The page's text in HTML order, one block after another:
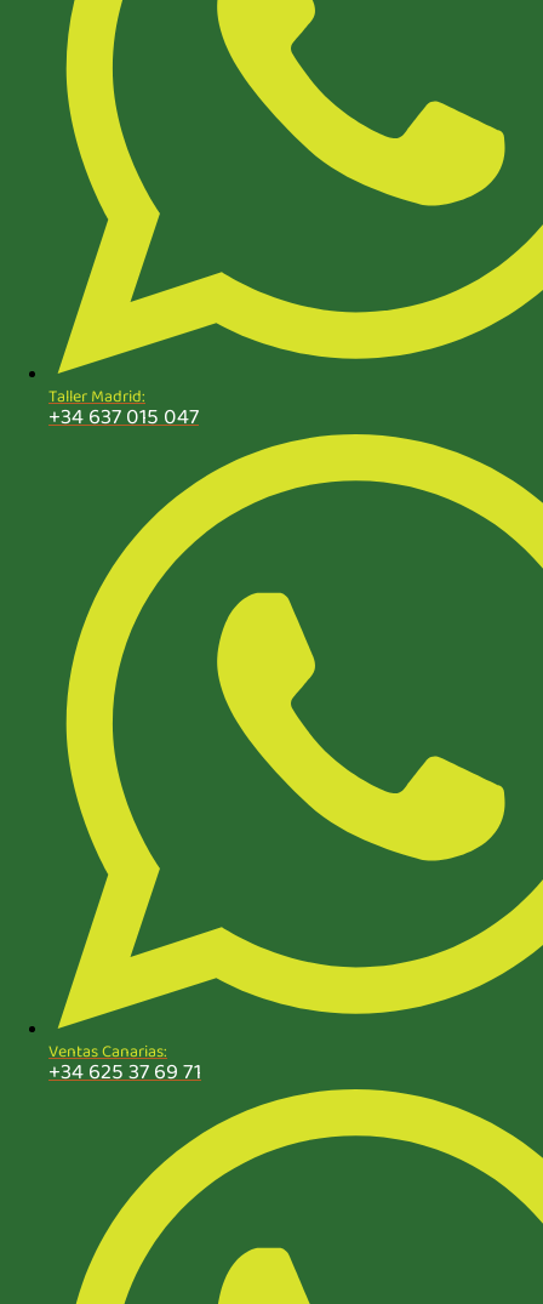
Taller Madrid:
+34 637 015 047
Ventas Canarias:
+34 625 37 69 71